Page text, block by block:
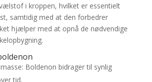
i kroppen, hvilket er essentielt
samtidig med at den forbedrer
hjælper med at opnå de nødvendige
Boldenon bidrager til synlig
tid.